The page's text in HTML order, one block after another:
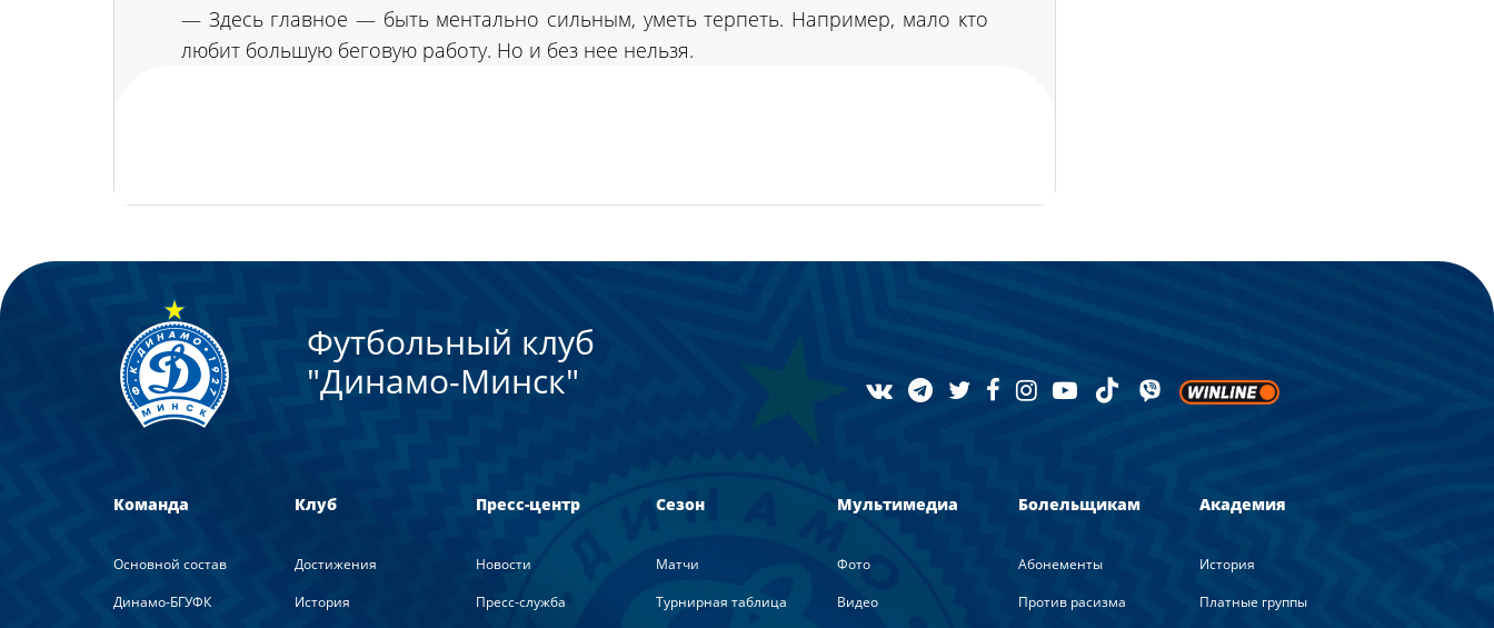
— Здесь главное — быть ментально сильным, уметь терпеть. Например, мало кто
любит большую беговую работу. Но и без нее нельзя.
Футбольный клуб
"Динамо-Минск"
Команда
Основной состав
Динамо-БГУФК
Клуб
Достижения
История
Пресс-центр
Новости
Пресс-служба
Сезон
Матчи
Турнирная таблица
Мультимедиа
Фото
Видео
Болельщикам
Абонементы
Против расизма
Академия
История
Платные группы